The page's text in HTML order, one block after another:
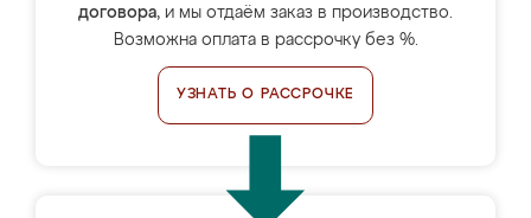
договора, и мы отдаём заказ в производство.
Возможна оплата в рассрочку без %.
УЗНАТЬ О РАССРОЧКЕ